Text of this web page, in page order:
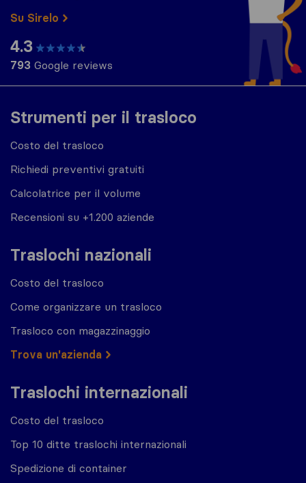
Strumenti per il trasloco
Costo del trasloco
Richiedi preventivi gratuiti
Calcolatrice per il volume
Recensioni su +1.200 aziende
Traslochi nazionali
Costo del trasloco
Come organizzare un trasloco
Trasloco con magazzinaggio
Trova un'azienda
Traslochi internazionali
Costo del trasloco
Top 10 ditte traslochi internazionali
Spedizione di container
Su Sirelo
4.3
793 Google reviews